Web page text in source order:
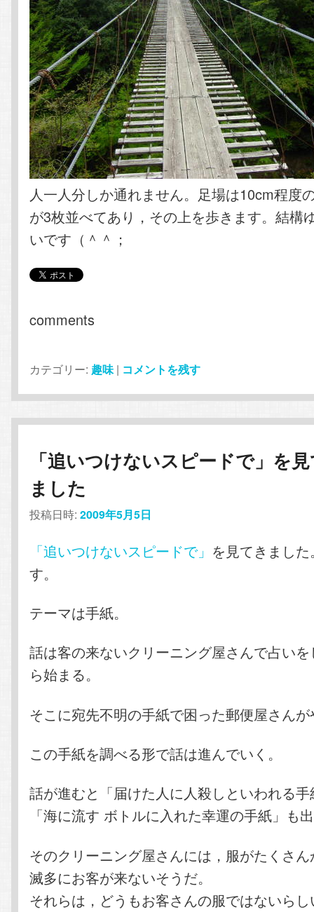
人一人分しか通れません。足場は10cm程度
が3枚並べてあり，その上を歩きます。結構
いです（＾＾；
comments
カテゴリー: 趣味 | コメントを残す
「追いつけないスピードで」を
ました
投稿日時:2009年5月5日
「追いつけないスピードで」 を見てきまし
す。
テーマは手紙。
話は客の来ないクリーニング屋さんで占い
ら始まる。
そこに宛先不明の手紙で困った郵便屋さん
この手紙を調べる形で話は進んでいく。
話が進むと「届けた人に人殺しといわれる
「海に流す ボトルに入れた幸運の手紙」も
そのクリーニング屋さんには，服がたくさ
滅多にお客が来ないそうだ。
それらは，どうもお客さんの服ではないら